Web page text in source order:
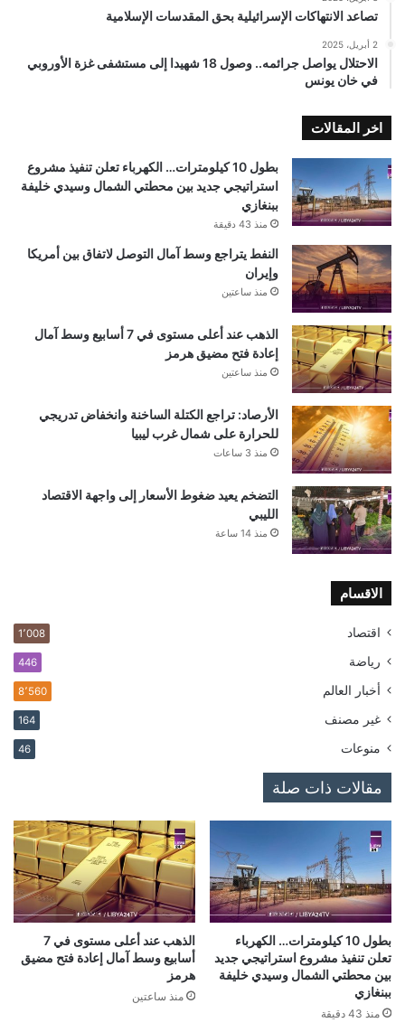
تصاعد الانتهاكات الإسرائيلية بحق المقدسات الإسلامية
2 أبريل، 2025
الاحتلال يواصل جرائمه.. وصول 18 شهيدا إلى مستشفى غزة الأوروبي
في خان يونس
اخر المقالات
بطول 10 كيلومترات… الكهرباء تعلن تنفيذ مشروع
استراتيجي جديد بين محطتي الشمال وسيدي خليفة
ببنغازي
منذ 43 دقيقة
النفط يتراجع وسط آمال التوصل لاتفاق بين أمريكا
وإيران
منذ ساعتين
الذهب عند أعلى مستوى في 7 أسابيع وسط آمال
إعادة فتح مضيق هرمز
منذ ساعتين
الأرصاد: تراجع الكتلة الساخنة وانخفاض تدريجي
للحرارة على شمال غرب ليبيا
منذ 3 ساعات
التضخم يعيد ضغوط الأسعار إلى واجهة الاقتصاد
الليبي
منذ 14 ساعة
الاقسام
اقتصاد 1٬008
رياضة 446
أخبار العالم 8٬560
غير مصنف 164
منوعات 46
مقالات ذات صلة
بطول 10 كيلومترات… الكهرباء
تعلن تنفيذ مشروع استراتيجي جديد
بين محطتي الشمال وسيدي خليفة
ببنغازي
منذ 43 دقيقة
الذهب عند أعلى مستوى في 7
أسابيع وسط آمال إعادة فتح مضيق
هرمز
منذ ساعتين